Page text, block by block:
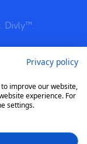
Divly™.
Privacy policy
improve our website,
experience. For
settings.